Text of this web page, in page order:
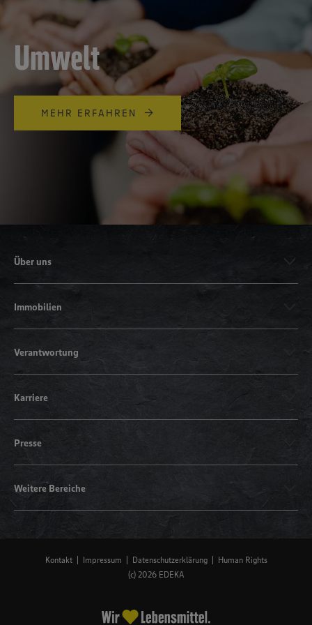
Umwelt
MEHR ERFAHREN
Über uns
Immobilien
Verantwortung
Karriere
Presse
Weitere Bereiche
Kontakt Impressum Datenschutzerklärung
Human Rights
(c) 2026 EDEKA